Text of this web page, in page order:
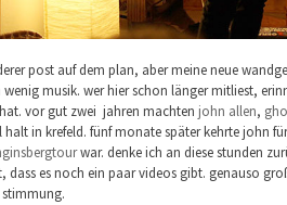
post auf dem plan, aber meine neue
musik. wer hier schon länger mitliest,
vor gut zwei jahren machten john allen,
in krefeld. fünf monate später kehrte john
war. denke ich an diese stunden
dass es noch ein paar videos gibt. genauso